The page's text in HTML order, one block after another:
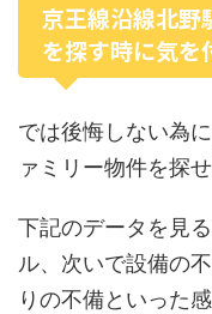
京王線沿線北野
を探す時に気を
では後悔しない為
ァミリー物件を探
下記のデータを見
ル、次いで設備の
りの不備といった